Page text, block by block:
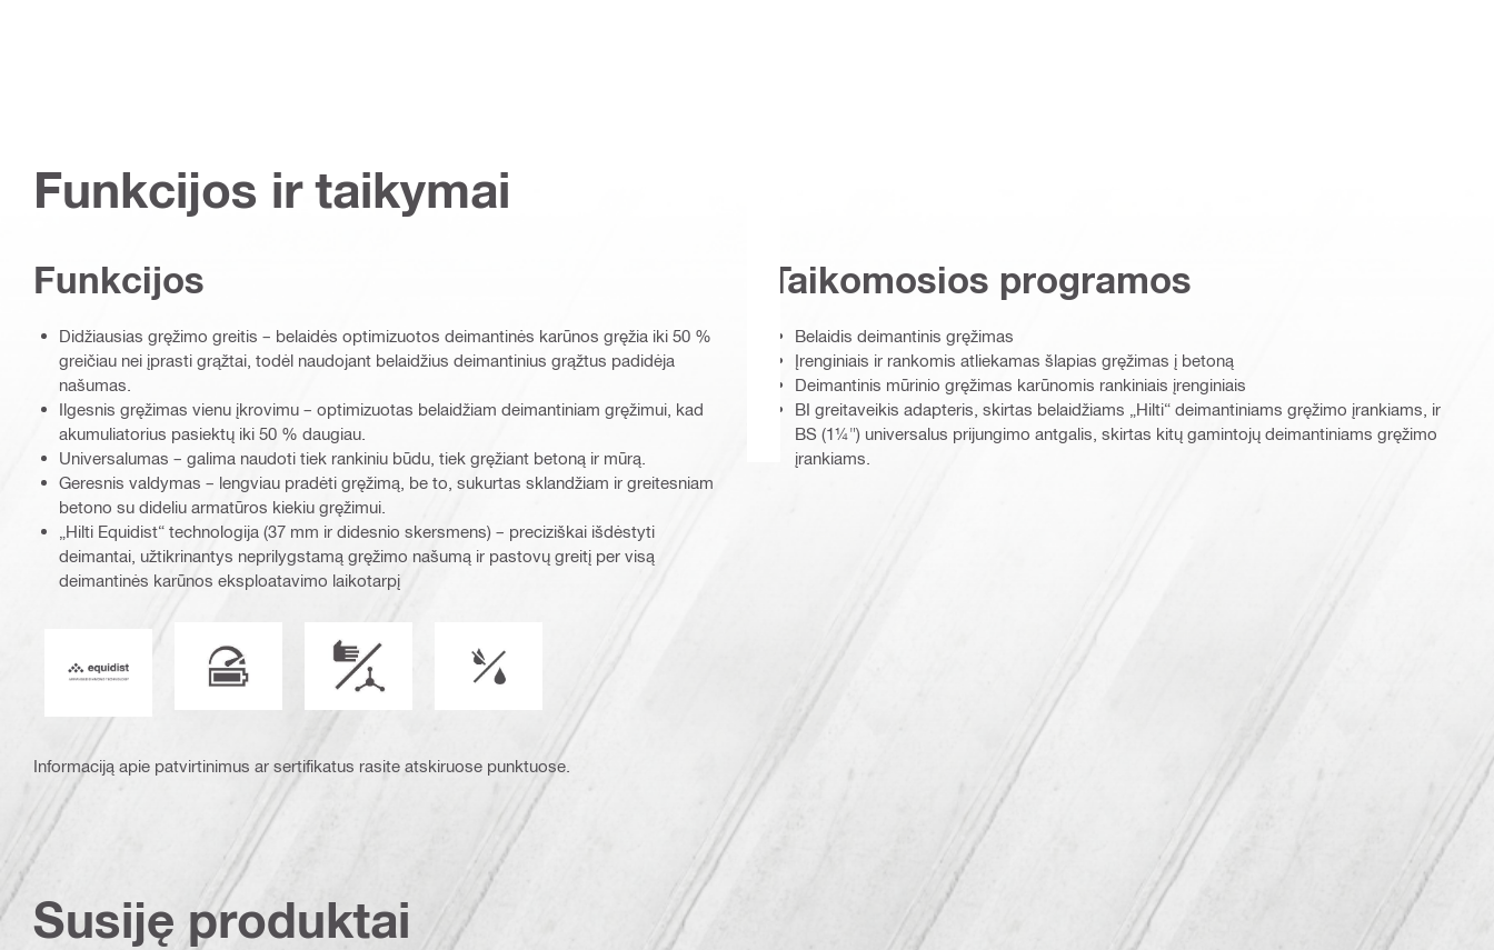
Funkcijos ir taikymai
Funkcijos
Didžiausias gręžimo greitis – belaidės optimizuotos deimantinės karūnos gręžia iki 50 %
greičiau nei įprasti grąžtai, todėl naudojant belaidžius deimantinius grąžtus padidėja
našumas.
Ilgesnis gręžimas vienu įkrovimu – optimizuotas belaidžiam deimantiniam gręžimui, kad
akumuliatorius pasiektų iki 50 % daugiau.
Universalumas – galima naudoti tiek rankiniu būdu, tiek gręžiant betoną ir mūrą.
Geresnis valdymas – lengviau pradėti gręžimą, be to, sukurtas sklandžiam ir greitesniam
betono su dideliu armatūros kiekiu gręžimui.
„Hilti Equidist“ technologija (37 mm ir didesnio skersmens) – preciziškai išdėstyti
deimantai, užtikrinantys neprilygstamą gręžimo našumą ir pastovų greitį per visą
deimantinės karūnos eksploatavimo laikotarpį
Equidist_Icon_PDP (2940829)Optimizuotas naudoti su belaidžiais įrankiais
Eksploatacijos režimas
Taikomosios programos
Belaidis deimantinis gręžimas
Įrenginiais ir rankomis atliekamas šlapias gręžimas į betoną
Deimantinis mūrinio gręžimas karūnomis rankiniais įrenginiais
BI greitaveikis adapteris, skirtas belaidžiams „Hilti“ deimantiniams gręžimo įrankiams, ir
BS (1¼") universalus prijungimo antgalis, skirtas kitų gamintojų deimantiniams gręžimo
įrankiams.
Informaciją apie patvirtinimus ar sertifikatus rasite atskiruose punktuose.
Susiję produktai